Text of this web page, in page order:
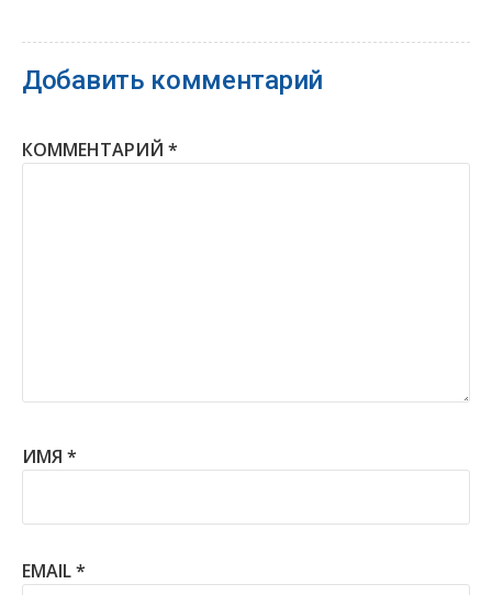
Добавить комментарий
КОММЕНТАРИЙ *
ИМЯ *
EMAIL*